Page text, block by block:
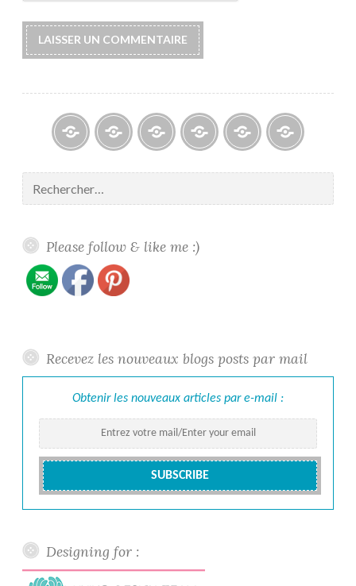
propos
About
/
/
de
Rechercher :
Please follow & like me :)
Recevez les nouveaux blogs posts par mail
Obtenir les nouveaux articles par e-mail :
Designing for :